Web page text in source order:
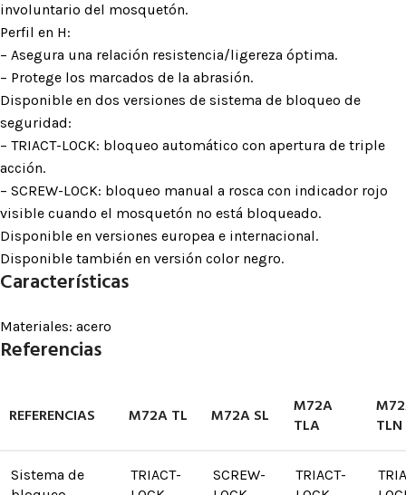
involuntario del mosquetón.
Perfil en H:
– Asegura una relación resistencia/ligereza óptima.
– Protege los marcados de la abrasión.
Disponible en dos versiones de sistema de bloqueo de
seguridad:
– TRIACT-LOCK: bloqueo automático con apertura de triple
acción.
– SCREW-LOCK: bloqueo manual a rosca con indicador rojo
visible cuando el mosquetón no está bloqueado.
Disponible en versiones europea e internacional.
Disponible también en versión color negro.
Características
Materiales: acero
Referencias
REFERENCIAS M72A TL M72A SL
M72A
TLA
TLN
Sistema de
TRIACT-
SCREW-
TRIACT-